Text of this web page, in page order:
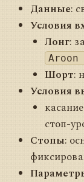
Данные:
Условия
Лонг:
Aroon
Шорт:
Условия
стоп-
Стопы: